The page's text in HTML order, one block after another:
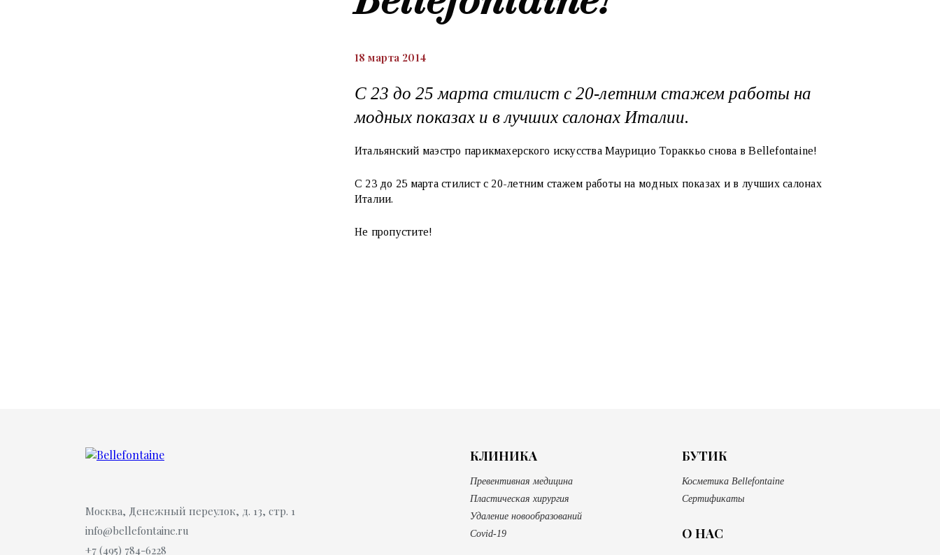
18 марта 2014
С 23 до 25 марта стилист с 20-летним стажем работы на
модных показах и в лучших салонах Италии.
Итальянский маэстро парикмахерского искусства Маурицио Тораккьо снова в Bellefontaine!
С 23 до 25 марта стилист с 20-летним стажем работы на модных показах и в лучших салонах
Италии.
Не пропустите!
Москва, Денежный переулок, д. 13, стр. 1
info@bellefontaine.ru
+7 (495) 784-6228
КЛИНИКА
Превентивная медицина
Пластическая хирургия
Удаление новообразований
Covid-19
БУТИК
Косметика Bellefontaine
Сертификаты
О НАС